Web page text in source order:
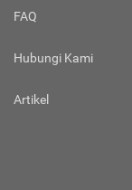
FAQ
Hubungi Kami
Artikel